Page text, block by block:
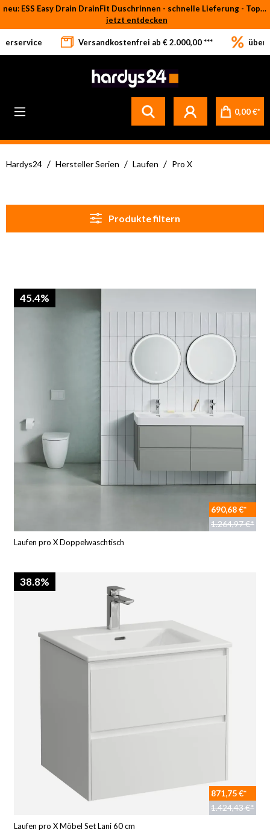
Zum Hauptinhalt springen
neu: ESS Easy Drain DrainFit Duschrinnen - schnelle Lieferung - Top-Preise
jetzt entdecken
Betrifft ausschließlich bei Bestellware-Fliesen: aufgrund der Werksferien in Italien und Spanien kommt es zu Verzögerungen bei der Verladung. Sämtliche Lagerware (sofort verfügbar) sowie alle anderen Produktgruppen versenden wir weiterhin regulär
Versandkostenfrei ab € 2.000,00 *** über
0,00 €*
Hardys24 / Hersteller Serien / Laufen / Pro X
Produkte filtern
45.4%
690,68 €*
1.264,97 €*
Laufen pro X Doppelwaschtisch
38.8%
871,75 €*
1.424,43 €*
Laufen pro X Möbel Set Lani 60 cm